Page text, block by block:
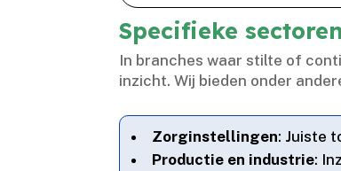
Specifieke
In branches waar stilte of
inzicht.​ Wij bieden onder
Zorginstellingen: Juiste
Productie en industrie: